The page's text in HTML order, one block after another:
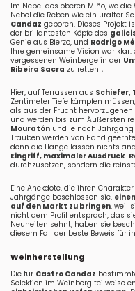
Im Nebel des oberen Miño, wo
Nebel die Reben wie ein uralter
Candaz geboren. Dieses Projekt
der brillantesten Köpfe des
Genie aus Bierzo, und Rodrigo
Ihre gemeinsame Vision war klar:
vergessenen Weinberge in der
Ribeira Sacra zu retten .
Hier, auf Terrassen aus Schiefer,
Zentimeter Tiefe kämpfen
als aus der Frucht
und werden bis zum Äußersten
Mouratón und je nach Jahrgang
Trauben werden von Hand
denn die Hänge lassen nichts
Eingriff, maximaler Ausdruck.
durchzusetzen, sondern die
Eine Anekdote, die ihren
Jahrgänge beschlossen sie,
auf den Markt zu bringen, weil
nicht dem Profil entsprach, das
Neuheiten sehnt, haben sie
diesem Fall der beste Beweis für
Weinherstellung
Die für Castro Candaz
Selektion im Weinberg teilweise